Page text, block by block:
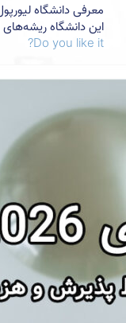
این دانشگاه ریشه‌های
Do you like it?